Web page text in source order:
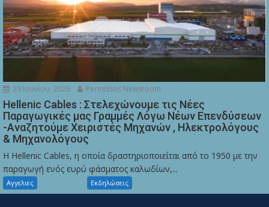
29 Ιουνίου, 2026 Permissos Newsroom
Hellenic Cables : Στελεχώνουμε τις Νέες
Παραγωγικές μας Γραμμές Λόγω Νέων Επενδύσεων
-Αναζητούμε Χειριστές Μηχανών , Ηλεκτρολόγους
& Μηχανολόγους
Η Hellenic Cables, η οποία δραστηριοποιείται από το 1950 με την
παραγωγή ενός ευρύ φάσματος καλωδίων,...
Αγγελιες Εκδηλώσεις